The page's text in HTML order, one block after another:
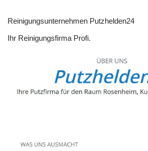
Reinigungsunternehmen Putzhelden24
Ihr Reinigungsfirma Profi.